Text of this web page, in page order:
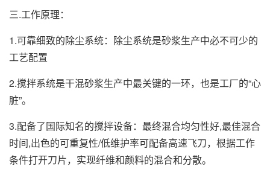
三.工作原理：
1.可靠细致的除尘系统：除尘系统是砂浆生产中必不可少的
工艺配置
2.搅拌系统是干混砂浆生产中最关键的一环，也是工厂的“心
脏”。
3.配备了国际知名的搅拌设备：最终混合均匀性好,最佳混合
时间,出色的可重复性/低维护率可配备高速飞刀，根据工作
条件打开刀片，实现纤维和颜料的混合和分散。